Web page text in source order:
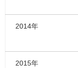
2014年
2015年